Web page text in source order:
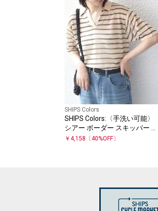
SHIPS Colors
SHIPS Colors:〈手洗い可能〉
シアー ボーダー スキッパー ニ
ット◇
￥ 4,158 〔40%OFF〕